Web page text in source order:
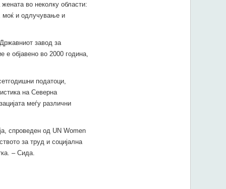
во неколку области:
моќ и одлучување и
завод за
е објавено во 2000 година,
податоци,
на Северна
меѓу различни
спроведен од UN Women
за труд и социјална
– Сида.